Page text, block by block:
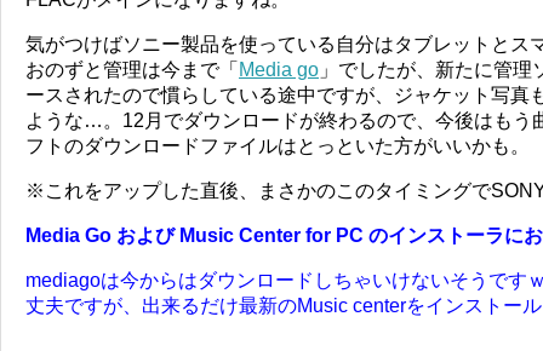
気がつけばソニー製品を使っている自分はタブレットとス
おのずと管理は今まで「 Media go 」でしたが、新たに管理
ースされたので慣らしている途中ですが、ジャケット写真
ような…。12月でダウンロードが終わるので、今後はもう
フトのダウンロードファイルはとっといた方がいいかも。
※これをアップした直後、まさかのこのタイミングで
Media Go および Music Center for PC のインストーラに
mediagoは今からはダウンロードしちゃいけないそうです
丈夫ですが、出来るだけ最新のMusic centerをインストー